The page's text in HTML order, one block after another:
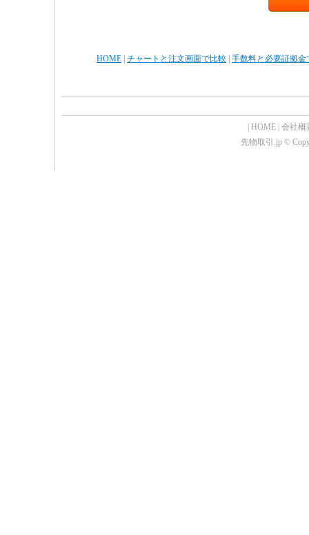
HOME チャートと注文画面で比較 手数料と必要証拠金
HOME 会社概
先物取引.jp ©